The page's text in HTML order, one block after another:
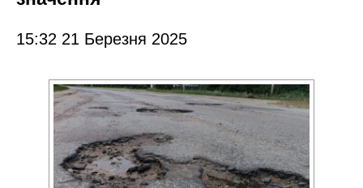
15:32 21 Березня 2025